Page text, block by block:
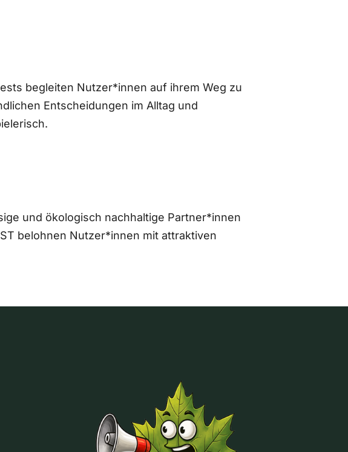
begleiten Nutzer*innen auf ihrem Weg zu
Entscheidungen im Alltag und
und ökologisch nachhaltige Partner*innen
belohnen Nutzer*innen mit attraktiven